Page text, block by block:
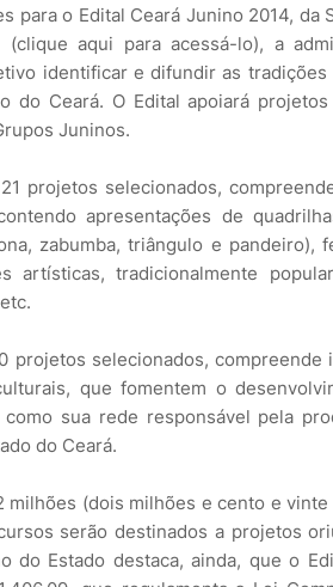
para o Edital Ceará Junino 2014, da
aqui para acessá-lo), a
identificar e difundir as tradições
do Ceará. O Edital apoiará
Juninos.
projetos selecionados,
apresentações de
zabumba, triângulo e pandeiro),
artísticas, tradicionalmente
projetos selecionados, compreende
que fomentem o
sua rede responsável pela
do Ceará.
milhões (dois milhões e cento e
serão destinados a projetos
do Estado destaca, ainda, que o